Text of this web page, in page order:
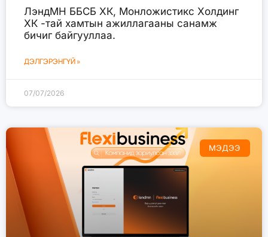
ЛэндМН ББСБ ХК, Монложистикс Холдинг
ХК -тай хамтын ажиллагааны санамж
бичиг байгууллаа.
ДЭЛГЭРЭНГҮЙ »
07/07/2026
МЭДЭЭ